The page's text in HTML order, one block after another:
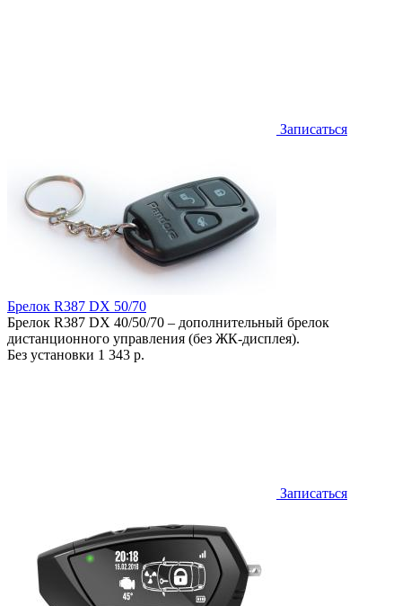
Записаться
Брелок R387 DX 50/70
Брелок R387 DX 40/50/70 – дополнительный брелок
дистанционного управления (без ЖК-дисплея).
Без установки 1 343 р.
Записаться